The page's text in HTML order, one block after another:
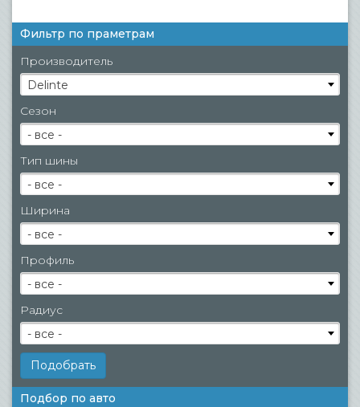
Фильтр по праметрам
Производитель
Delinte
Сезон
- все -
Тип шины
- все -
Ширина
- все -
Профиль
- все -
Радиус
- все -
Подбор по авто